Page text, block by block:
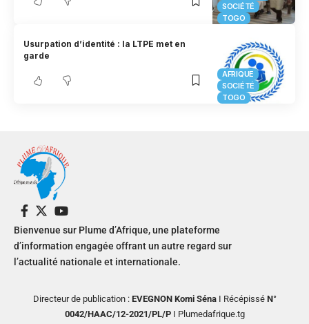
SOCIÉTÉ
TOGO
AFRIQUE
SOCIÉTÉ
TOGO
Usurpation d’identité : la LTPE met en
garde
Bienvenue sur Plume d’Afrique, une plateforme
d’information engagée offrant un autre regard sur
l’actualité nationale et internationale.
Directeur de publication : EVEGNON Komi SénaI RécépisséN°
0042/HAAC/12-2021/PL/PI Plumedafrique.tg